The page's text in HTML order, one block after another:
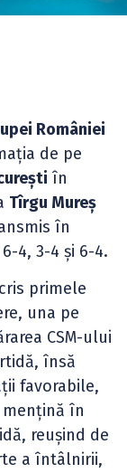
României
de pe
în
Tîrgu Mureș
în
4, 3-4 și 6-4.
primele
una pe
CSM-ului
însă
favorabile,
în
reușind de
a întâlnirii,